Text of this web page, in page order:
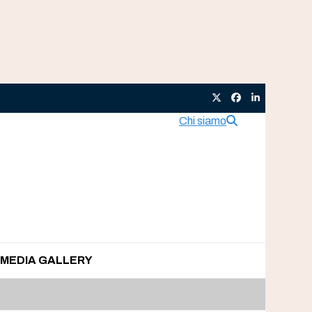
TwitterFacebook
LinkedIn
Chi siamo
MEDIA GALLERY